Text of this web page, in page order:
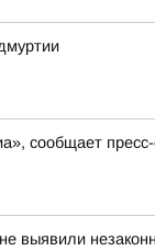
сообщает
выявили